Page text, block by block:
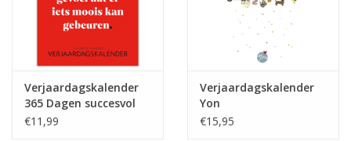
Verjaardagskalender
365 Dagen succesvol
A4
€11,99
Verjaardagskalender
Yon
€15,95